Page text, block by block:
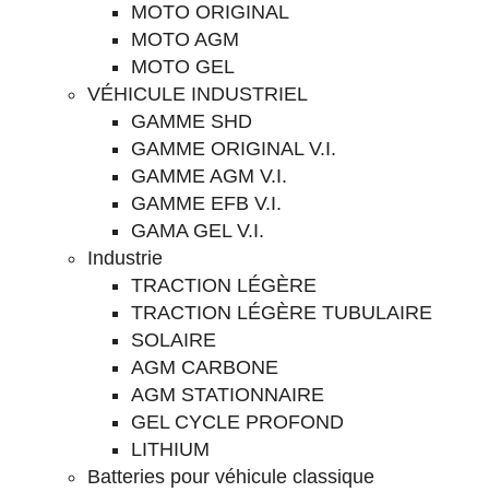
MOTO ORIGINAL
MOTO AGM
MOTO GEL
VÉHICULE INDUSTRIEL
GAMME SHD
GAMME ORIGINAL V.I.
GAMME AGM V.I.
GAMME EFB V.I.
GAMA GEL V.I.
Industrie
TRACTION LÉGÈRE
TRACTION LÉGÈRE TUBULAIRE
SOLAIRE
AGM CARBONE
AGM STATIONNAIRE
GEL CYCLE PROFOND
LITHIUM
Batteries pour véhicule classique